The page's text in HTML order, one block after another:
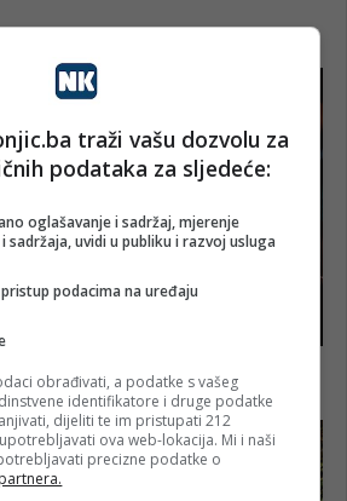
traži vašu dozvolu za
podataka za sljedeće:
oglašavanje i sadržaj, mjerenje
sadržaja, uvidi u publiku i razvoj usluga
podacima na uređaju
obrađivati, a podatke s vašeg
identifikatore i druge podatke
dijeliti te im pristupati 212
ova web-lokacija. Mi i naši
precizne podatke o